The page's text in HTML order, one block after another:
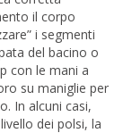
il corpo
i segmenti
del bacino o
con le mani a
su maniglie per
In alcuni casi,
dei polsi, la